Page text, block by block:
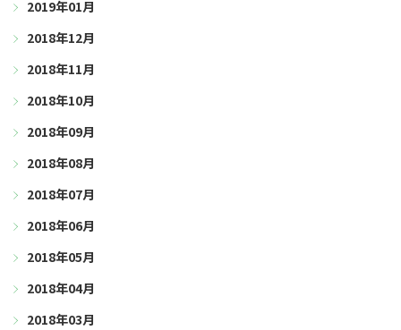
2019年01月
2018年12月
2018年11月
2018年10月
2018年09月
2018年08月
2018年07月
2018年06月
2018年05月
2018年04月
2018年03月